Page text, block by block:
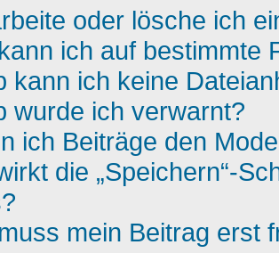
oder lösche ich
ich auf bestimmte
kann ich keine
wurde ich verwarnt?
ich Beiträge den
die „Speichern“-
mein Beitrag erst